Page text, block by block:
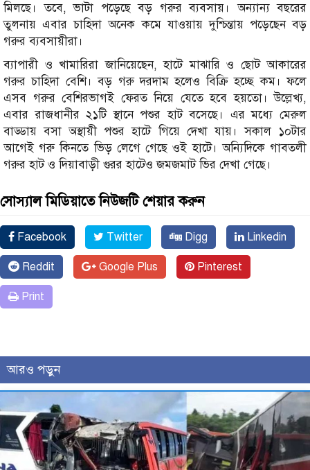
মিলছে। তবে, ভাটা পড়েছে বড় গরুর ব্যবসায়। অন্যান্য বছরের
তুলনায় এবার চাহিদা অনেক কমে যাওয়ায় দুশ্চিন্তায় পড়েছেন বড়
গরুর ব্যবসায়ীরা।
ব্যাপারী ও খামারিরা জানিয়েছেন, হাটে মাঝারি ও ছোট আকারের
গরুর চাহিদা বেশি। বড় গরু দরদাম হলেও বিক্রি হচ্ছে কম। ফলে
এসব গরুর বেশিরভাগই ফেরত নিয়ে যেতে হবে হয়তো। উল্লেখ্য,
এবার রাজধানীর ২১টি স্থানে পশুর হাট বসেছে। এর মধ্যে মেরুল
বাড্ডায় বসা অস্থায়ী পশুর হাটে গিয়ে দেখা যায়। সকাল ১০টার
আগেই গরু কিনতে ভিড় লেগে গেছে ওই হাটে। অন্যিদিকে গাবতলী
গরুর হাট ও দিয়াবাড়ী গুরর হাটেও জমজমাট ভির দেখা গেছে।
সোস্যাল মিডিয়াতে নিউজটি শেয়ার করুন
Facebook Twitter Digg Linkedin
Reddit Google Plus Pinterest
Print
আরও পড়ুন